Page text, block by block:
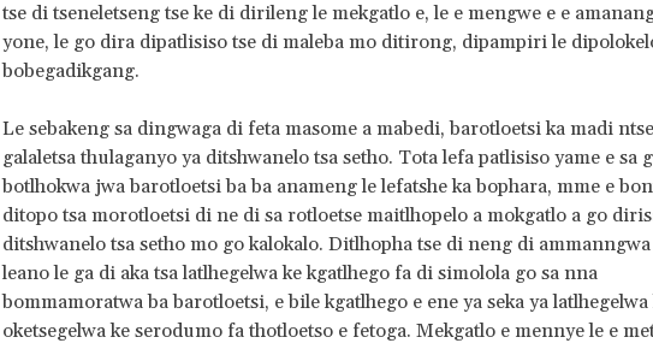
tse di tseneletseng tse ke di dirileng le mekgatlo e, le e mengwe e e
yone, le go dira dipatlisiso tse di maleba mo ditirong, dipampiri le
bobegadikgang.
Le sebakeng sa dingwaga di feta masome a mabedi, barotloetsi ka madi
galaletsa thulaganyo ya ditshwanelo tsa setho. Tota lefa patlisiso yame e sa
botlhokwa jwa barotloetsi ba ba anameng le lefatshe ka bophara, mme e
ditopo tsa morotloetsi di ne di sa rotloetse maitlhopelo a mokgatlo a go
ditshwanelo tsa setho mo go kalokalo. Ditlhopha tse di neng di
leano le ga di aka tsa latlhegelwa ke kgatlhego fa di simolola go sa nna
bommamoratwa ba barotloetsi, e bile kgatlhego e ene ya seka ya latlhegelwa
oketsegelwa ke serodumo fa thotloetso e fetoga. Mekgatlo e mennye le e